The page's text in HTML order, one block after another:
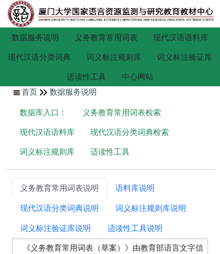
数据服务说明 义务教育常用词表
现代汉语语料库
现代汉语分类词典
词义标注规则库
词义标注验证库
适读性工具
中心网站
首页
数据服务说明
数据库入口：
义务教育常用词表检索
现代汉语语料库
现代汉语分类词典检索
词义标注规则库
适读性工具
义务教育常用词表说明
语料库说明
现代汉语分类词典说明
词义标注规则库说明
词义标注验证库说明
适读性工具说明
《义务教育常用词表（草案）》由教育部语言文字信